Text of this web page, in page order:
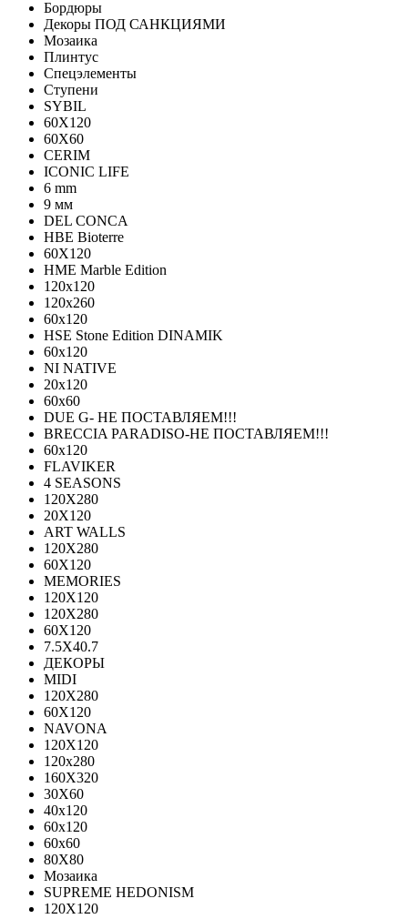
Бордюры
Декоры ПОД САНКЦИЯМИ
Мозаика
Плинтус
Спецэлементы
Ступени
SYBIL
60X120
60X60
CERIM
ICONIC LIFE
6 mm
9 мм
DEL CONCA
HBE Bioterre
60Х120
HME Marble Edition
120x120
120x260
60x120
HSE Stone Edition DINAMIK
60x120
NI NATIVE
20х120
60х60
DUE G- НЕ ПОСТАВЛЯЕМ!!!
BRECCIA PARADISO-НЕ ПОСТАВЛЯЕМ!!!
60х120
FLAVIKER
4 SEASONS
120Х280
20X120
ART WALLS
120Х280
60Х120
MEMORIES
120X120
120X280
60Х120
7.5X40.7
ДЕКОРЫ
MIDI
120Х280
60Х120
NAVONA
120X120
120x280
160X320
30X60
40x120
60x120
60x60
80X80
Мозаика
SUPREME HEDONISM
120X120